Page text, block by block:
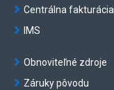
The
chart
1
Y
Centrálna fakturácia
IMS
Obnoviteľné zdroje
Záruky pôvodu